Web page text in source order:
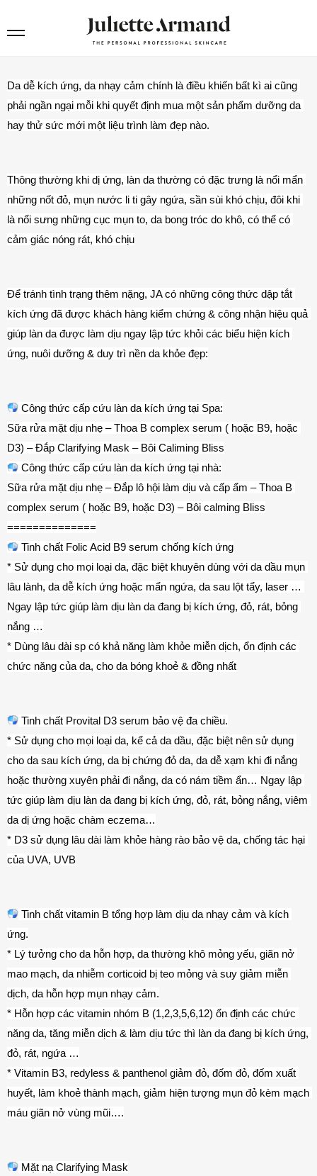
DẬP TẮT CƠN KÍCH ỨNG
Da dễ kích ứng, da nhạy cảm chính là điều khiến bất kì ai cũng
phải ngần ngại mỗi khi quyết định mua một sản phẩm dưỡng da
hay thử sức mới một liệu trình làm đẹp nào.
Thông thường khi dị ứng, làn da thường có đặc trưng là nổi mẩn
những nốt đỏ, mụn nước li ti gây ngứa, sần sùi khó chịu, đôi khi
là nổi sưng những cục mụn to, da bong tróc do khô, có thể có
cảm giác nóng rát, khó chịu
Để tránh tình trạng thêm nặng, JA có những công thức dập tắt
kích ứng đã được khách hàng kiểm chứng & công nhận hiệu quả
giúp làn da được làm dịu ngay lập tức khỏi các biểu hiện kích
ứng, nuôi dưỡng & duy trì nền da khỏe đẹp:
Công thức cấp cứu làn da kích ứng tại Spa:
Sữa rửa mặt dịu nhẹ – Thoa B complex serum ( hoặc B9, hoặc
D3) – Đắp Clarifying Mask – Bôi Caliming Bliss
Công thức cấp cứu làn da kích ứng tại nhà:
Sữa rửa mặt dịu nhẹ – Đắp lô hội làm dịu và cấp ẩm – Thoa B
complex serum ( hoặc B9, hoặc D3) – Bôi calming Bliss
==============
Tinh chất Folic Acid B9 serum chống kích ứng
* Sử dụng cho mọi loại da, đặc biệt khuyên dùng với da dầu mụn
lâu lành, da dễ kích ứng hoặc mẩn ngứa, da sau lột tẩy, laser …
Ngay lập tức giúp làm dịu làn da đang bị kích ứng, đỏ, rát, bỏng
nắng …
* Dùng lâu dài sp có khả năng làm khỏe miễn dịch, ổn định các
chức năng của da, cho da bóng khoẻ & đồng nhất
Tinh chất Provital D3 serum bảo vệ đa chiều.
* Sử dụng cho mọi loại da, kể cả da dầu, đặc biệt nên sử dụng
cho da sau kích ứng, da bị chứng đỏ da, da dễ xạm khi đi nắng
hoặc thường xuyên phải đi nắng, da có nám tiềm ẩn… Ngay lập
tức giúp làm dịu làn da đang bị kích ứng, đỏ, rát, bỏng nắng, viêm
da dị ứng hoặc chàm eczema…
* D3 sử dụng lâu dài làm khỏe hàng rào bảo vệ da, chống tác hại
của UVA, UVB
Tinh chất vitamin B tổng hợp làm dịu da nhạy cảm và kích
ứng.
* Lý tưởng cho da hỗn hợp, da thường khô mỏng yếu, giãn nở
mao mạch, da nhiễm corticoid bị teo mỏng và suy giảm miễn
dịch, da hỗn hợp mụn nhạy cảm.
* Hỗn hợp các vitamin nhóm B (1,2,3,5,6,12) ổn định các chức
năng da, tăng miễn dịch & làm dịu tức thì làn da đang bị kích ứng,
đỏ, rát, ngứa …
* Vitamin B3, redyless & panthenol giảm đỏ, đốm đỏ, đốm xuất
huyết, làm khoẻ thành mạch, giảm hiện tượng mụn đỏ kèm mạch
máu giãn nở vùng mũi….
Mặt nạ Clarifying Mask